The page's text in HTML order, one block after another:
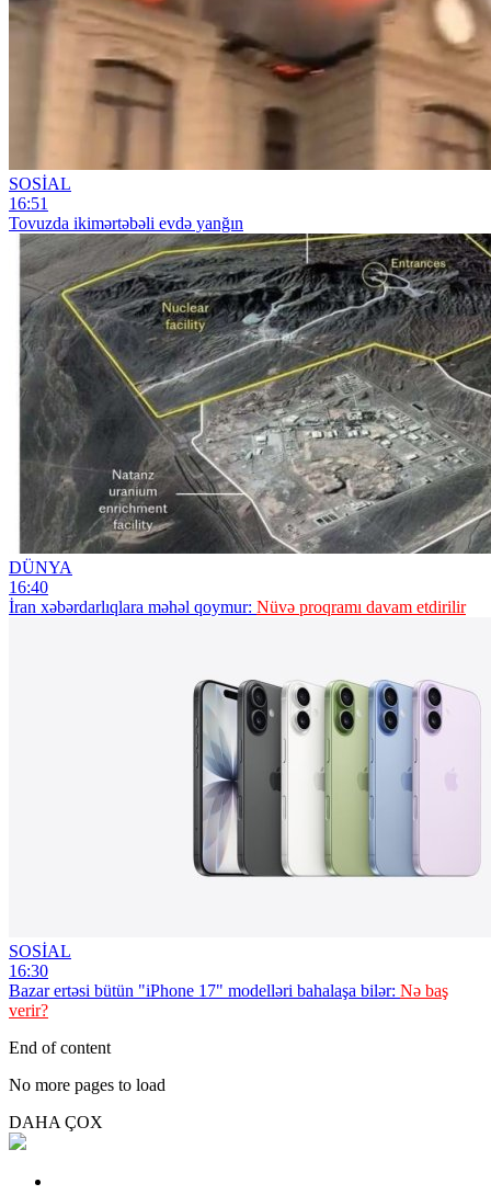
SOSİAL
16:51
Tovuzda ikimərtəbəli evdə yanğın
DÜNYA
16:40
İran xəbərdarlıqlara məhəl qoymur: Nüvə proqramı davam etdirilir
SOSİAL
16:30
Bazar ertəsi bütün "iPhone 17" modelləri bahalaşa bilər: Nə baş
verir?
End of content
No more pages to load
DAHA ÇOX